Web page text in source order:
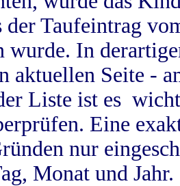
der Taufeintrag
wurde. In
aktuellen Seite -
Liste ist es
Eine
nur
Monat und Jahr.